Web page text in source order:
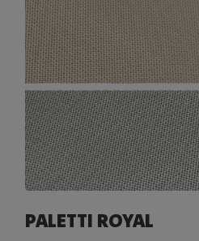
PALETTI ROYAL